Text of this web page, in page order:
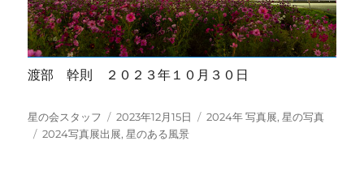
渡部 幹則 ２０２３年１０月３０日
投
稿
星の会スタッフ
投
稿
2023年12月15日
カ
2024年 写真展,星の写真
タ
2024写真展出展,星のある風景